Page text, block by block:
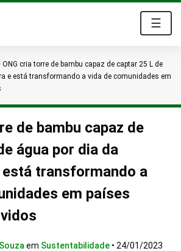
☰
ONG cria torre de bambu capaz de captar 25 L de
e está transformando a vida de comunidades em
de bambu capaz de
água por dia da
transformando a
em países
em Sustentabilidade • 24/01/2023